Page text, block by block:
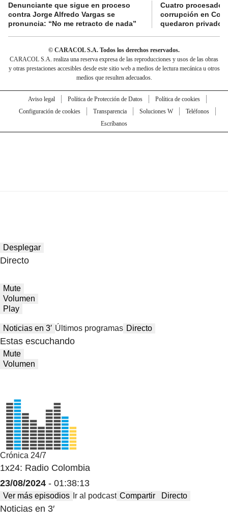
Denunciante que sigue en proceso
contra Jorge Alfredo Vargas se
pronuncia: “No me retracto de nada”
Cuatro
corrupción en
quedaron
© CARACOL S.A. Todos los derechos reservados.
CARACOL S.A. realiza una reserva expresa de las reproducciones y usos de las obras
y otras prestaciones accesibles desde este sitio web a medios de lectura mecánica u otros
medios que resulten adecuados.
Aviso legal Política de Protección de Datos
Política de cookies
Configuración de cookies
Transparencia Soluciones W
Teléfonos
Escríbanos
Desplegar
Directo
Mute
Volumen
Play
Noticias en 3′ Últimos programas Directo
Estas escuchando
Mute
Volumen
Crónica 24/7
1x24: Radio Colombia
23/08/2024 - 01:38:13
Ver más episodios Ir al podcast Compartir Directo
Noticias en 3′